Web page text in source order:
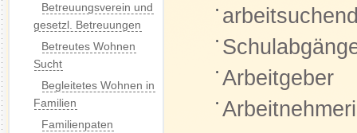
Arbeitgeber
Betreuungsverein und
gesetzl. Betreuungen
Betreutes Wohnen
Sucht
Begleitetes Wohnen in
Familien
Familienpaten